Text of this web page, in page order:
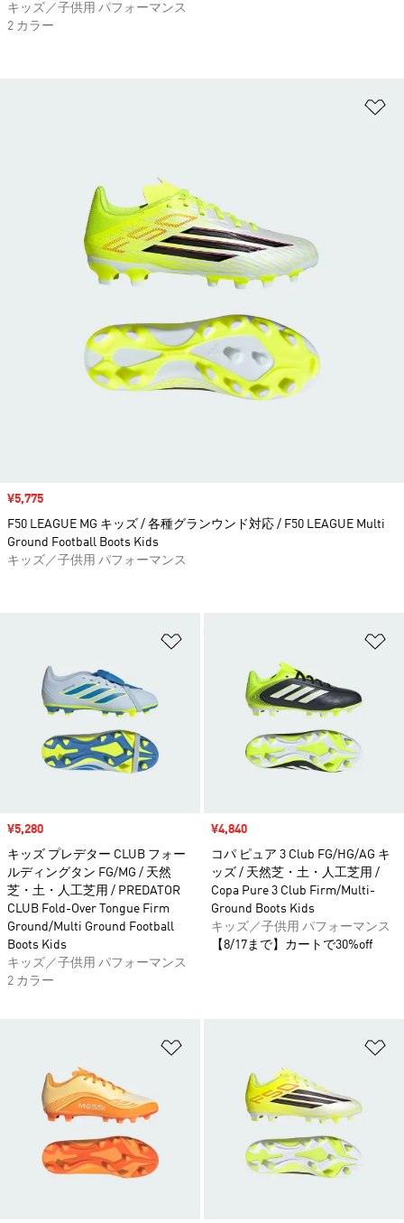
キッズ／子供用 パフォーマンス
2 カラー
セール価格
¥5,280
キッズ プレデター CLUB フォー
ルディングタン FG/MG / 天然
芝・土・人工芝用 / PREDATOR
CLUB Fold-Over Tongue Firm
Ground/Multi Ground Football
Boots Kids
キッズ／子供用 パフォーマンス
2 カラー
セール価格
¥4,840
コパ ピュア 3 Club FG/HG/AG キ
ッズ / 天然芝・土・人工芝用 /
Copa Pure 3 Club Firm/Multi-
Ground Boots Kids
キッズ／子供用 パフォーマンス
【8/17まで】カートで30%off
セール価格
¥5,775
F50 LEAGUE MG キッズ / 各種グランウンド対応 / F50 LEAGUE Multi
Ground Football Boots Kids
キッズ／子供用 パフォーマンス